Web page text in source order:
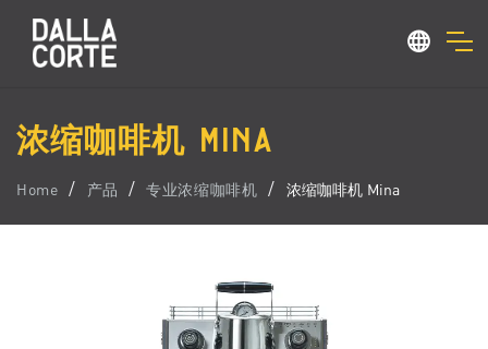
浓缩咖啡机 MINA
Home 产品 专业浓缩咖啡机 浓缩咖啡机 Mina